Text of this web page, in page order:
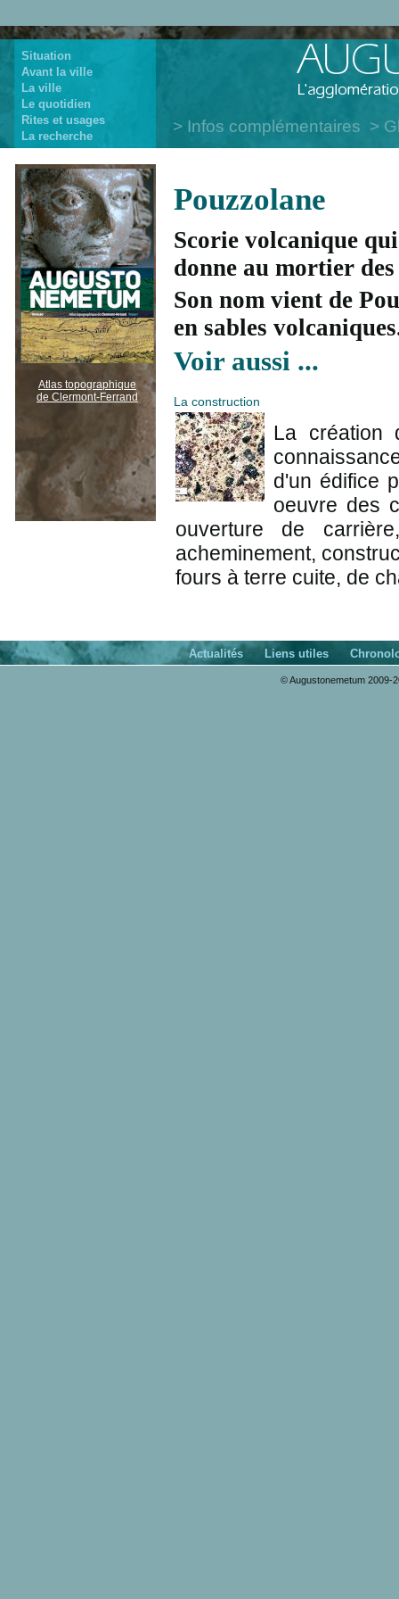
Situation
Avant la ville
La ville
Le quotidien
Rites et usages
La recherche
Infos complémentaires
Pouzzolane
Scorie volcanique
donne au mortier
Son nom vient de
en sables
Voir aussi ...
La construction
La création
d'un édifice
oeuvre des
ouverture de
acheminement,
fours à terre cuite, de
Atlas topographique
de Clermont-Ferrand
Actualités Liens utiles
© Augustonemetum 2009-